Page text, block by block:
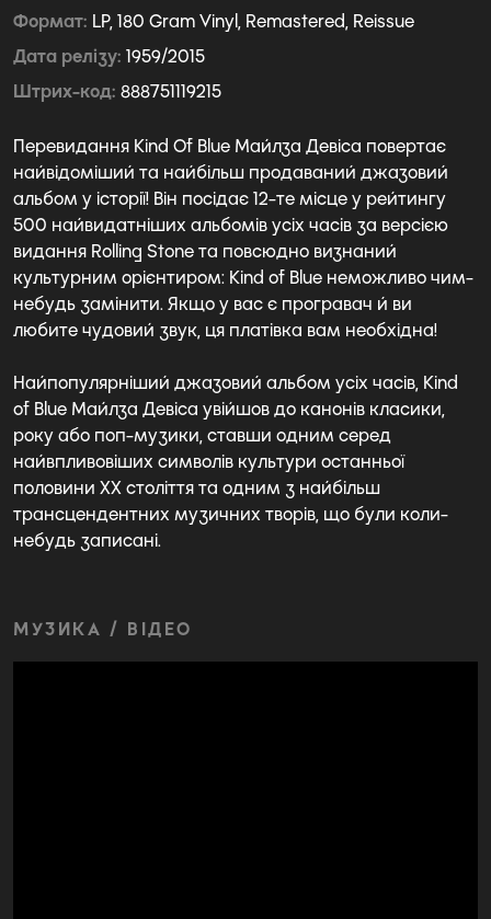
Формат LP, 180 Gram Vinyl, Remastered, Reissue
Дата релізу 1959/2015
Штрих-код 888751119215
Перевидання Kind Of Blue Майлза Девіса повертає
найвідоміший та найбільш продаваний джазовий
альбом у історії! Він посідає 12-те місце у рейтингу
500 найвидатніших альбомів усіх часів за версією
видання Rolling Stone та повсюдно визнаний
культурним орієнтиром: Kind of Blue неможливо чим-
небудь замінити. Якщо у вас є програвач й ви
любите чудовий звук, ця платівка вам необхідна!
Найпопулярніший джазовий альбом усіх часів, Kind
of Blue Майлза Девіса увійшов до канонів класики,
року або поп-музики, ставши одним серед
найвпливовіших символів культури останньої
половини XX століття та одним з найбільш
трансцендентних музичних творів, що були коли-
небудь записані.
МУЗИКА / ВІДЕО